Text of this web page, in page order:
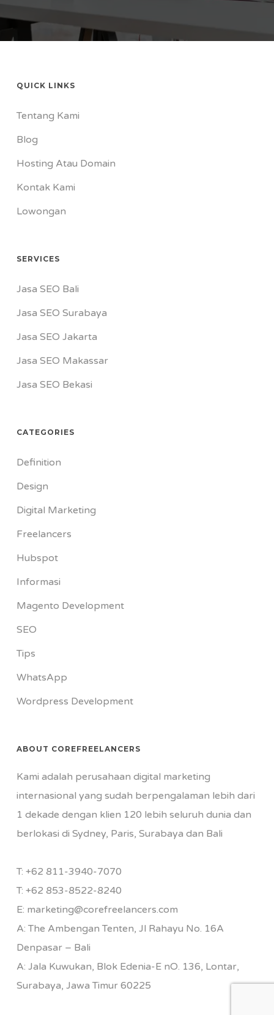
QUICK LINKS
Tentang Kami
Blog
Hosting Atau Domain
Kontak Kami
Lowongan
SERVICES
Jasa SEO Bali
Jasa SEO Surabaya
Jasa SEO Jakarta
Jasa SEO Makassar
Jasa SEO Bekasi
CATEGORIES
Definition
Design
Digital Marketing
Freelancers
Hubspot
Informasi
Magento Development
SEO
Tips
WhatsApp
Wordpress Development
ABOUT COREFREELANCERS
Kami adalah perusahaan digital marketing
internasional yang sudah berpengalaman lebih dari
1 dekade dengan klien 120 lebih seluruh dunia dan
berlokasi di Sydney, Paris, Surabaya dan Bali
T: +62 811-3940-7070
T: +62 853-8522-8240
E: marketing@corefreelancers.com
A: The Ambengan Tenten, Jl Rahayu No. 16A
Denpasar – Bali
A: Jala Kuwukan, Blok Edenia-E nO. 136, Lontar,
Surabaya, Jawa Timur 60225